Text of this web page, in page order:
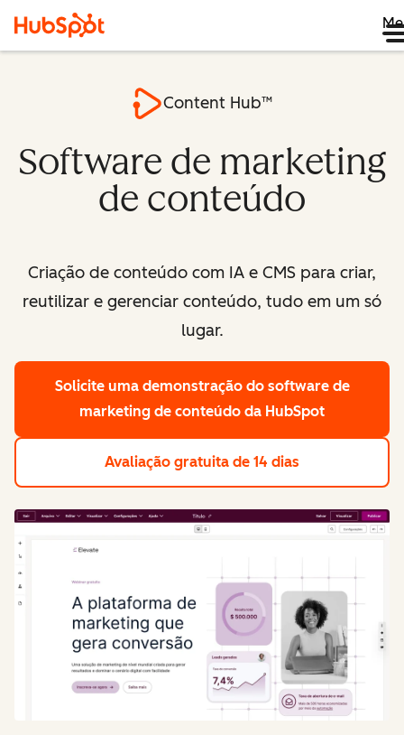
Content Hub™
Software de marketing
de conteúdo
Criação de conteúdo com IA e CMS para criar,
reutilizar e gerenciar conteúdo, tudo em um só
lugar.
Solicite uma demonstração do software de
marketing de conteúdo da HubSpot
Avaliação gratuita de 14 dias